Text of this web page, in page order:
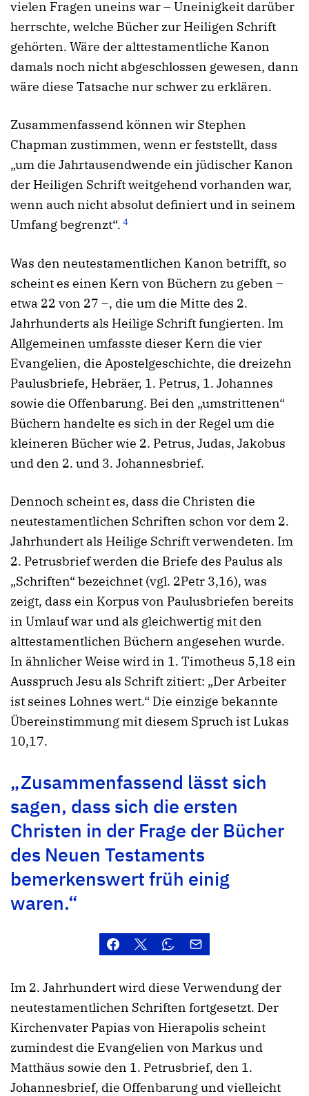
vielen Fragen uneins war – Uneinigkeit darüber
herrschte, welche Bücher zur Heiligen Schrift
gehörten. Wäre der alttestamentliche Kanon
damals noch nicht abgeschlossen gewesen, dann
wäre diese Tatsache nur schwer zu erklären.
Zusammenfassend können wir Stephen
Chapman zustimmen, wenn er feststellt, dass
„um die Jahrtausendwende ein jüdischer Kanon
der Heiligen Schrift weitgehend vorhanden war,
wenn auch nicht absolut definiert und in seinem
Umfang begrenzt“. 4
Was den neutestamentlichen Kanon betrifft, so
scheint es einen Kern von Büchern zu geben –
etwa 22 von 27 –, die um die Mitte des 2.
Jahrhunderts als Heilige Schrift fungierten. Im
Allgemeinen umfasste dieser Kern die vier
Evangelien, die Apostelgeschichte, die dreizehn
Paulusbriefe, Hebräer, 1. Petrus, 1. Johannes
sowie die Offenbarung. Bei den „umstrittenen“
Büchern handelte es sich in der Regel um die
kleineren Bücher wie 2. Petrus, Judas, Jakobus
und den 2. und 3. Johannesbrief.
Dennoch scheint es, dass die Christen die
neutestamentlichen Schriften schon vor dem 2.
Jahrhundert als Heilige Schrift verwendeten. Im
2. Petrusbrief werden die Briefe des Paulus als
„Schriften“ bezeichnet (vgl. 2Petr 3,16), was
zeigt, dass ein Korpus von Paulusbriefen bereits
in Umlauf war und als gleichwertig mit den
alttestamentlichen Büchern angesehen wurde.
In ähnlicher Weise wird in 1. Timotheus 5,18 ein
Ausspruch Jesu als Schrift zitiert: „Der Arbeiter
ist seines Lohnes wert.“ Die einzige bekannte
Übereinstimmung mit diesem Spruch ist Lukas
10,17.
„Zusammenfassend lässt sich
sagen, dass sich die ersten
Christen in der Frage der Bücher
des Neuen Testaments
bemerkenswert früh einig
waren.“
Im 2. Jahrhundert wird diese Verwendung der
neutestamentlichen Schriften fortgesetzt. Der
Kirchenvater Papias von Hierapolis scheint
zumindest die Evangelien von Markus und
Matthäus sowie den 1. Petrusbrief, den 1.
Johannesbrief, die Offenbarung und vielleicht